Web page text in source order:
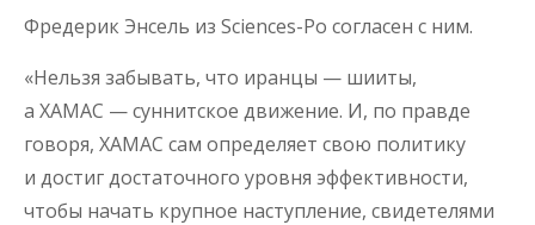
Фредерик Энсель из Sciences-Po согласен с ним.
«Нельзя забывать, что иранцы — шииты,
а ХАМАС — суннитское движение. И, по правде
говоря, ХАМАС сам определяет свою политику
и достиг достаточного уровня эффективности,
чтобы начать крупное наступление, свидетелями